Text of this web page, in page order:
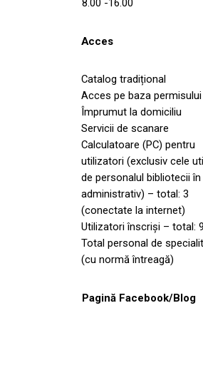
8.00 -16.00
Acces
Catalog tradițional
Acces pe baza permisului
Împrumut la domiciliu
Servicii de scanare
Calculatoare (PC) pentru
utilizatori (exclusiv cele
de personalul bibliotecii
administrativ) – total: 3
(conectate la internet)
Utilizatori înscriși – total:
Total personal de
(cu normă întreagă)
Pagină Facebook/Blog